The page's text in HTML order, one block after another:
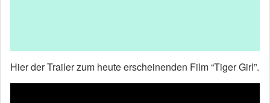
Hier der Trailer zum heute erscheinenden Film “Tiger Girl”.